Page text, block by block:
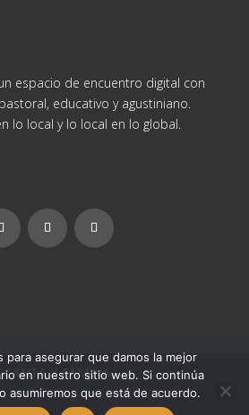
espacio de encuentro digital con
educativo y agustiniano.
lo local y lo local en lo global.
Y CAMINA
para asegurar que damos la mejor
en nuestro sitio web. Si continúa
asumiremos que está de acuerdo.